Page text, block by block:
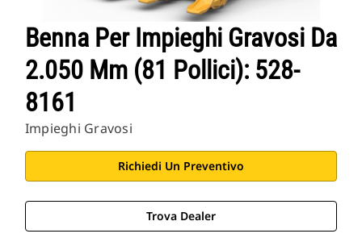
Benna Per Impieghi Gravosi Da
2.050 Mm (81 Pollici): 528-
8161
Impieghi Gravosi
Richiedi Un Preventivo
Trova Dealer